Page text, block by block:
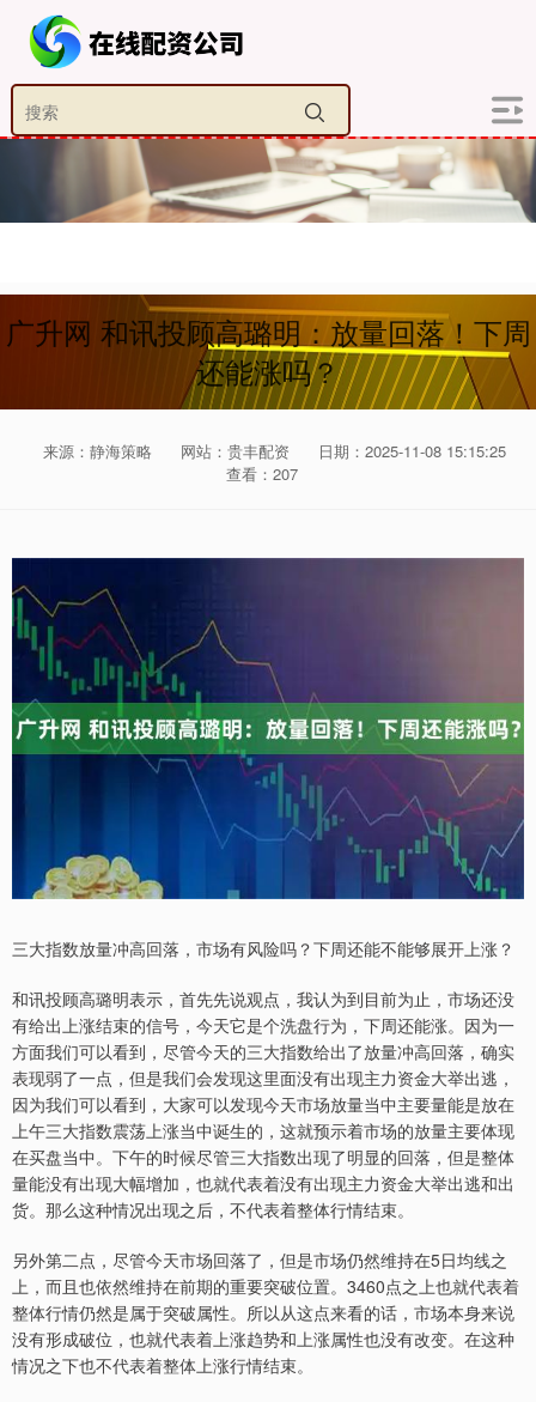
广升网 和讯投顾高璐明：放量回落！下周
还能涨吗？
来源：静海策略 网站：贵丰配资
日期：2025-11-08 15:15:25
查看：207
三大指数放量冲高回落，市场有风险吗？下周还能不能够展开上涨？
和讯投顾高璐明表示，首先先说观点，我认为到目前为止，市场还没
有给出上涨结束的信号，今天它是个洗盘行为，下周还能涨。因为一
方面我们可以看到，尽管今天的三大指数给出了放量冲高回落，确实
表现弱了一点，但是我们会发现这里面没有出现主力资金大举出逃，
因为我们可以看到，大家可以发现今天市场放量当中主要量能是放在
上午三大指数震荡上涨当中诞生的，这就预示着市场的放量主要体现
在买盘当中。下午的时候尽管三大指数出现了明显的回落，但是整体
量能没有出现大幅增加，也就代表着没有出现主力资金大举出逃和出
货。那么这种情况出现之后，不代表着整体行情结束。
另外第二点，尽管今天市场回落了，但是市场仍然维持在5日均线之
上，而且也依然维持在前期的重要突破位置。3460点之上也就代表着
整体行情仍然是属于突破属性。所以从这点来看的话，市场本身来说
没有形成破位，也就代表着上涨趋势和上涨属性也没有改变。在这种
情况之下也不代表着整体上涨行情结束。